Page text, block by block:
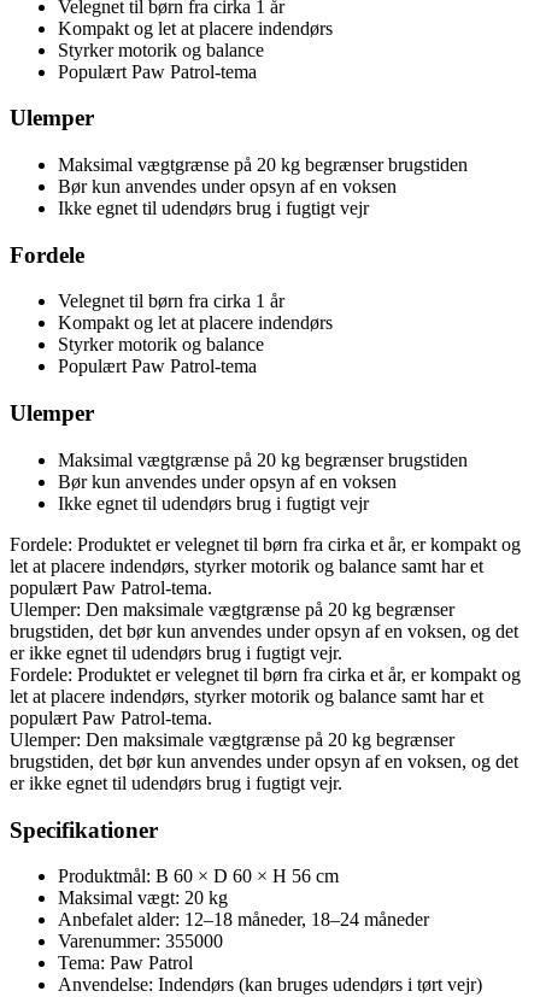
Velegnet til børn fra cirka 1 år
Kompakt og let at placere indendørs
Styrker motorik og balance
Populært Paw Patrol-tema
Ulemper
Maksimal vægtgrænse på 20 kg begrænser brugstiden
Bør kun anvendes under opsyn af en voksen
Ikke egnet til udendørs brug i fugtigt vejr
Fordele
Velegnet til børn fra cirka 1 år
Kompakt og let at placere indendørs
Styrker motorik og balance
Populært Paw Patrol-tema
Ulemper
Maksimal vægtgrænse på 20 kg begrænser brugstiden
Bør kun anvendes under opsyn af en voksen
Ikke egnet til udendørs brug i fugtigt vejr
Fordele: Produktet er velegnet til børn fra cirka et år, er kompakt og
let at placere indendørs, styrker motorik og balance samt har et
populært Paw Patrol-tema.
Ulemper: Den maksimale vægtgrænse på 20 kg begrænser
brugstiden, det bør kun anvendes under opsyn af en voksen, og det
er ikke egnet til udendørs brug i fugtigt vejr.
Fordele: Produktet er velegnet til børn fra cirka et år, er kompakt og
let at placere indendørs, styrker motorik og balance samt har et
populært Paw Patrol-tema.
Ulemper: Den maksimale vægtgrænse på 20 kg begrænser
brugstiden, det bør kun anvendes under opsyn af en voksen, og det
er ikke egnet til udendørs brug i fugtigt vejr.
Specifikationer
Produktmål: B 60 × D 60 × H 56 cm
Maksimal vægt: 20 kg
Anbefalet alder: 12–18 måneder, 18–24 måneder
Varenummer: 355000
Tema: Paw Patrol
Anvendelse: Indendørs (kan bruges udendørs i tørt vejr)